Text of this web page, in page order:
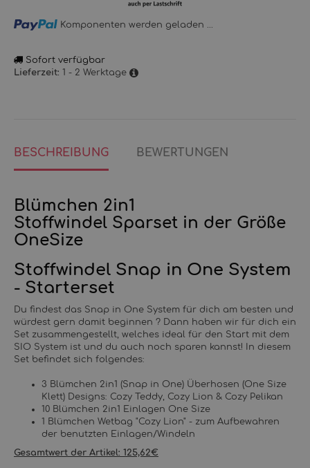
Loading... Komponenten werden geladen ...
Sofort verfügbar
Lieferzeit: 1 - 2 Werktage
BESCHREIBUNG BEWERTUNGEN
Blümchen 2in1
Stoffwindel Sparset in der Größe
OneSize
Stoffwindel Snap in One System
- Starterset
Du findest das Snap in One System für dich am besten und
würdest gern damit beginnen ? Dann haben wir für dich ein
Set zusammengestellt, welches ideal für den Start mit dem
SIO System ist und du auch noch sparen kannst! In diesem
Set befindet sich folgendes:
3 Blümchen 2in1 (Snap in One) Überhosen (One Size
Klett) Designs: Cozy Teddy, Cozy Lion & Cozy Pelikan
10 Blümchen 2in1 Einlagen One Size
1 Blümchen Wetbag "Cozy Lion" - zum Aufbewahren
der benutzten Einlagen/Windeln
Gesamtwert der Artikel: 125,62€